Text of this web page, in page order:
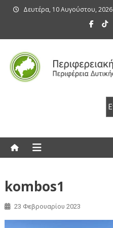
Δευτέρα, 10 Αυγούστου, 2026
kombos1
23 Φεβρουαρίου 2023